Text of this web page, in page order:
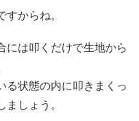
からね。
には叩くだけで生地から
る状態の内に叩きまくっ
しょう。